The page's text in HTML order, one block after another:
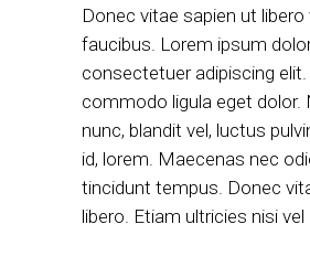
Donec vitae sapien ut libero
faucibus. Lorem ipsum
consectetuer adipiscing elit.
commodo ligula eget dolor.
nunc, blandit vel, luctus
id, lorem. Maecenas nec
tincidunt tempus. Donec
libero. Etiam ultricies nisi vel